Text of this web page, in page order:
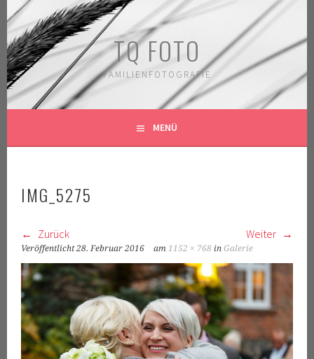
Springe
zum
Inhalt
TQ FOTO
FAMILIENFOTOGRAFIE
MENÜ
IMG_5275
Zurück Weiter
Veröffentlicht28. Februar 2016 am 1152 × 768 inGalerie